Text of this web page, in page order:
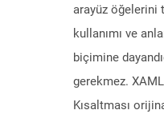
arayüz öğelerini
kullanımı ve
biçimine
gerekmez.
Kısaltması